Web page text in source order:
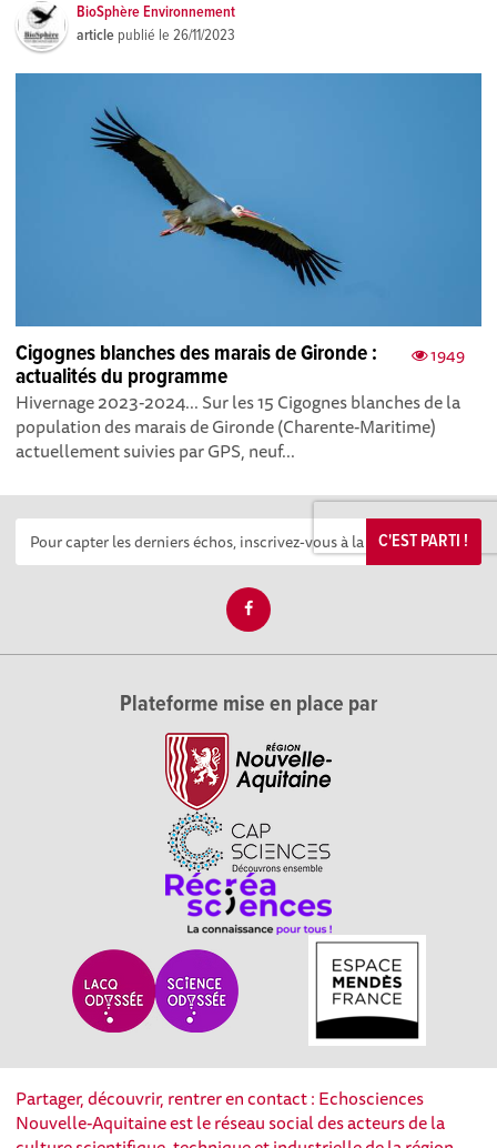
BioSphère Environnement
article publié le26/11/2023
1949
Cigognes blanches des marais de Gironde :
actualités du programme
Hivernage 2023-2024... Sur les 15 Cigognes blanches de la
population des marais de Gironde (Charente-Maritime)
actuellement suivies par GPS, neuf...
C'EST PARTI !
Plateforme mise en place par
Partager, découvrir, rentrer en contact : Echosciences
Nouvelle-Aquitaine est le réseau social des acteurs de la